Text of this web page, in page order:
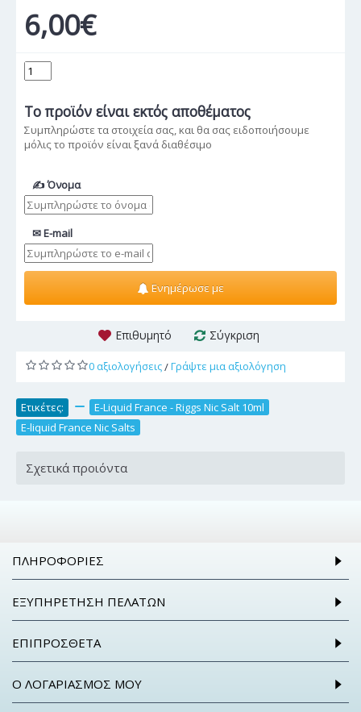
6,00€
Το προϊόν είναι εκτός αποθέματος
Συμπληρώστε τα στοιχεία σας, και θα σας ειδοποιήσουμε
μόλις το προϊόν είναι ξανά διαθέσιμο
✍ Όνομα
✉ E-mail
Ενημέρωσε με
Επιθυμητό Σύγκριση
0 αξιολογήσεις/Γράψτε μια αξιολόγηση
Ετικέτες: E-Liquid France - Riggs Nic Salt 10ml
E-liquid France Nic Salts
Σχετικά προιόντα
ΠΛΗΡΟΦΟΡΊΕΣ
ΕΞΥΠΗΡΈΤΗΣΗ ΠΕΛΑΤΏΝ
ΕΠΙΠΡΌΣΘΕΤΑ
Ο ΛΟΓΑΡΙΑΣΜΌΣ ΜΟΥ